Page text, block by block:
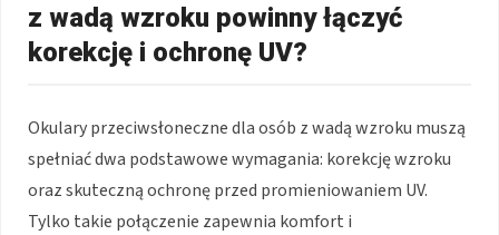
z wadą wzroku powinny łączyć
korekcję i ochronę UV?
Okulary przeciwsłoneczne dla osób z wadą wzroku muszą
spełniać dwa podstawowe wymagania: korekcję wzroku
oraz skuteczną ochronę przed promieniowaniem UV.
Tylko takie połączenie zapewnia komfort i